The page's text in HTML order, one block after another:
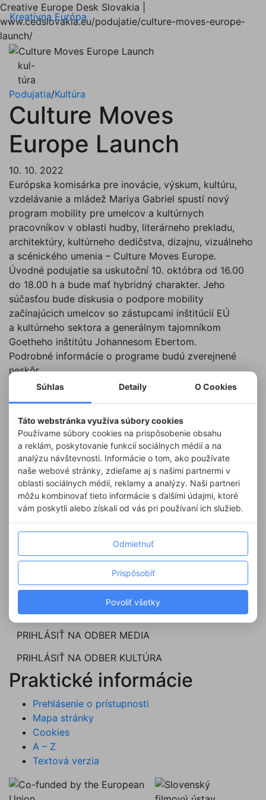
Creative Europe Desk Slovakia |
www.cedslovakia.eu/podujatie/culture-moves-europe-
launch/
Kreatívna Európa
kul-
túra
Podujatia/Kultúra
Culture Moves
Europe Launch
10. 10. 2022
Európska komisárka pre inovácie, výskum, kultúru,
vzdelávanie a mládež Mariya Gabriel spustí nový
program mobility pre umelcov a kultúrnych
pracovníkov v oblasti hudby, literárneho prekladu,
architektúry, kultúrneho dedičstva, dizajnu, vizuálneho
a scénického umenia – Culture Moves Europe.
Úvodné podujatie sa uskutoční 10. októbra od 16.00
do 18.00 h a bude mať hybridný charakter. Jeho
súčasťou bude diskusia o podpore mobility
začínajúcich umelcov so zástupcami inštitúcií EÚ
a kultúrneho sektora a generálnym tajomníkom
Goetheho inštitútu Johannesom Ebertom.
Podrobné informácie o programe budú zverejnené
neskôr.
Kontakt: culturemoveseurope@goethe.de
Media Kultúra
Newsletter
PRIHLÁSIŤ NA ODBER MEDIA
PRIHLÁSIŤ NA ODBER KULTÚRA
Praktické informácie
Prehlásenie o prístupnosti
Mapa stránky
Cookies
A – Z
Textová verzia
Súhlas Detaily O Cookies
Táto webstránka využíva súbory cookies
Používame súbory cookies na prispôsobenie obsahu
a reklám, poskytovanie funkcií sociálnych médií a na
analýzu návštevnosti. Informácie o tom, ako používate
naše webové stránky, zdieľame aj s našimi partnermi v
oblasti sociálnych médií, reklamy a analýzy. Naši partneri
môžu kombinovať tieto informácie s ďalšími údajmi, ktoré
vám poskytli alebo získali od vás pri používaní ich služieb.
Odmietnuť
Prispôsobiť
Povoliť všetky